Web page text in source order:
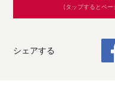
(タップするとペ
シェアする